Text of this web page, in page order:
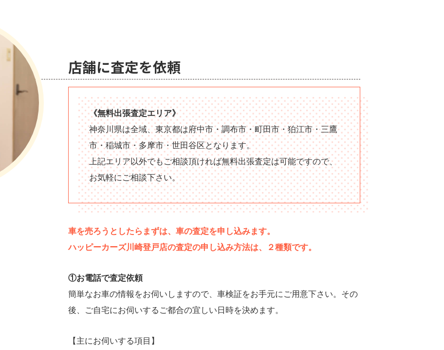
店舗に査定を依頼
《無料出張査定エリア》
神奈川県は全域、東京都は府中市・調布市・町田市・狛江市・三鷹
市・稲城市・多摩市・世田谷区となります。
上記エリア以外でもご相談頂ければ無料出張査定は可能ですので、
お気軽にご相談下さい。
車を売ろうとしたらまずは、車の査定を申し込みます。
ハッピーカーズ川崎登戸店の査定の申し込み方法は、２種類です。
①お電話で査定依頼
簡単なお車の情報をお伺いしますので、車検証をお手元にご用意下さい。その
後、ご自宅にお伺いするご都合の宜しい日時を決めます。
【主にお伺いする項目】